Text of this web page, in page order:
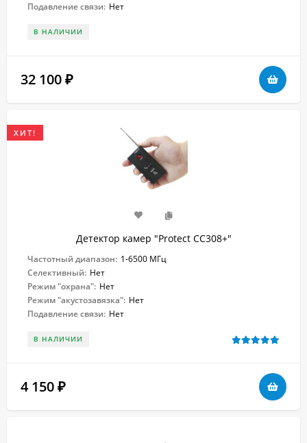
Подавление связи: Нет
В НАЛИЧИИ
32 100 ₽
ХИТ!
Детектор камер "Protect CC308+"
Частотный диапазон: 1-6500 МГц
Селективный: Нет
Режим "охрана": Нет
Режим "акустозавязка": Нет
Подавление связи: Нет
В НАЛИЧИИ
4 150 ₽